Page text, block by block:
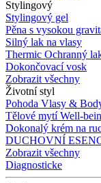
Stylingový
Stylingový gel
Pěna s vysokou
Silný lak na vlasy
Thermic Ochranný
Dokončovací vosk
Zobrazit všechny
Životní styl
Pohoda Vlasy &
Tělové mytí Well-
Dokonalý krém na
DUCHOVNÍ
Zobrazit všechny
Diagnosticke